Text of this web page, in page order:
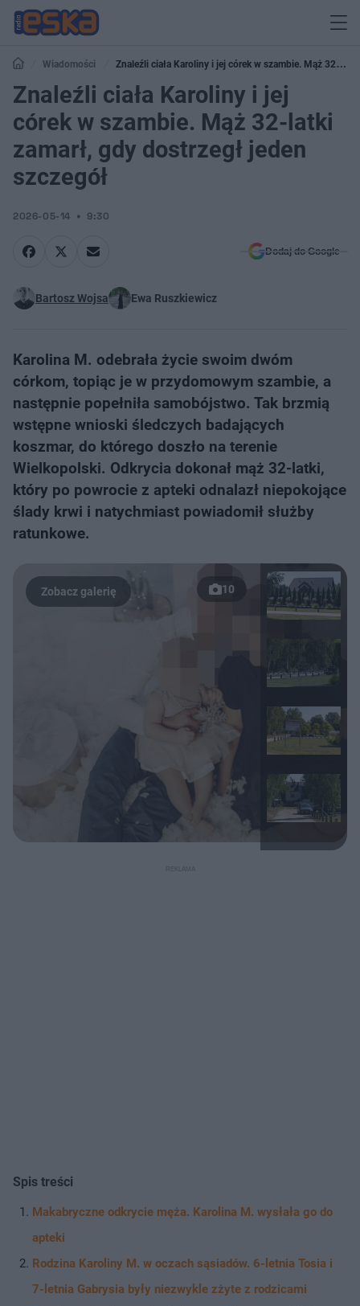
Wiadomości
Znaleźli ciała Karoliny i jej córek w szambie. Mąż 32-
latki zamarł, gdy dostrzegł jeden szczegół
Znaleźli ciała Karoliny i jej
córek w szambie. Mąż 32-latki
zamarł, gdy dostrzegł jeden
szczegół
2026-05-14 9:30
Dodaj do Google
Bartosz Wojsa Ewa Ruszkiewicz
Karolina M. odebrała życie swoim dwóm
córkom, topiąc je w przydomowym szambie, a
następnie popełniła samobójstwo. Tak brzmią
wstępne wnioski śledczych badających
koszmar, do którego doszło na terenie
Wielkopolski. Odkrycia dokonał mąż 32-latki,
który po powrocie z apteki odnalazł niepokojące
ślady krwi i natychmiast powiadomił służby
ratunkowe.
10
Spis treści
Makabryczne odkrycie męża. Karolina M. wysłała go do
apteki
Rodzina Karoliny M. w oczach sąsiadów. 6-letnia Tosia i
7-letnia Gabrysia były niezwykle zżyte z rodzicami